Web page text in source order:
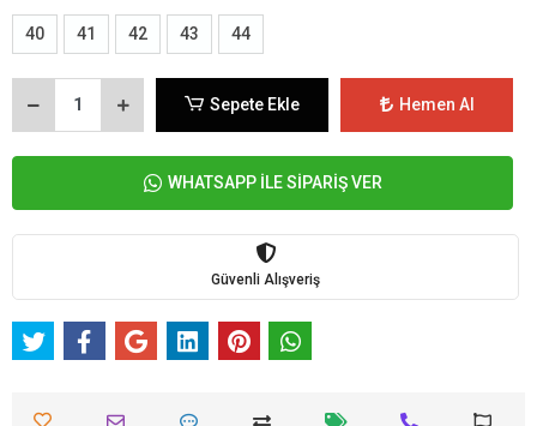
40 41 42 43 44
Sepete Ekle Hemen Al
WHATSAPP İLE SİPARİŞ VER
Güvenli Alışveriş